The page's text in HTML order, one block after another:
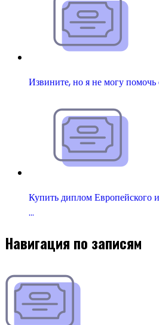
Извините, но я не могу помочь
Купить диплом Европейского
…
Навигация по записям